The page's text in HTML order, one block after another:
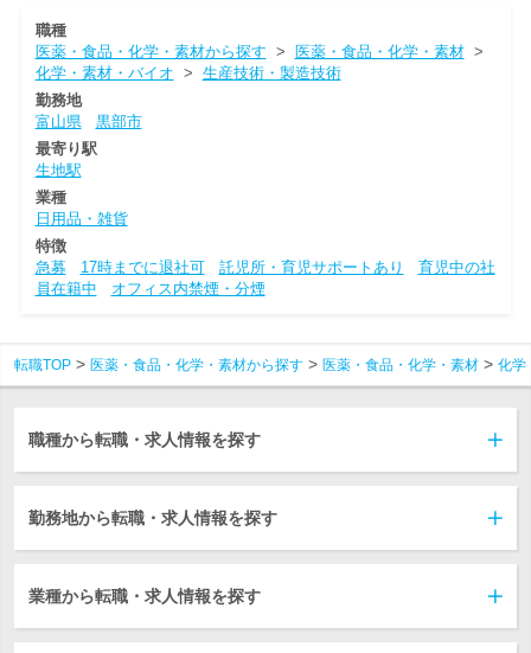
職種
医薬・食品・化学・素材から探す > 医薬・食品・化学・素材>
化学・素材・バイオ > 生産技術・製造技術
勤務地
富山県
黒部市
最寄り駅
生地駅
業種
日用品・雑貨
特徴
急募
17時までに退社可 託児所・育児サポートあり
育児中の社
員在籍中
オフィス内禁煙・分煙
転職TOP 医薬・食品・化学・素材から探す 医薬・食品・化学・素材 化学
職種から転職・求人情報を探す
勤務地から転職・求人情報を探す
業種から転職・求人情報を探す